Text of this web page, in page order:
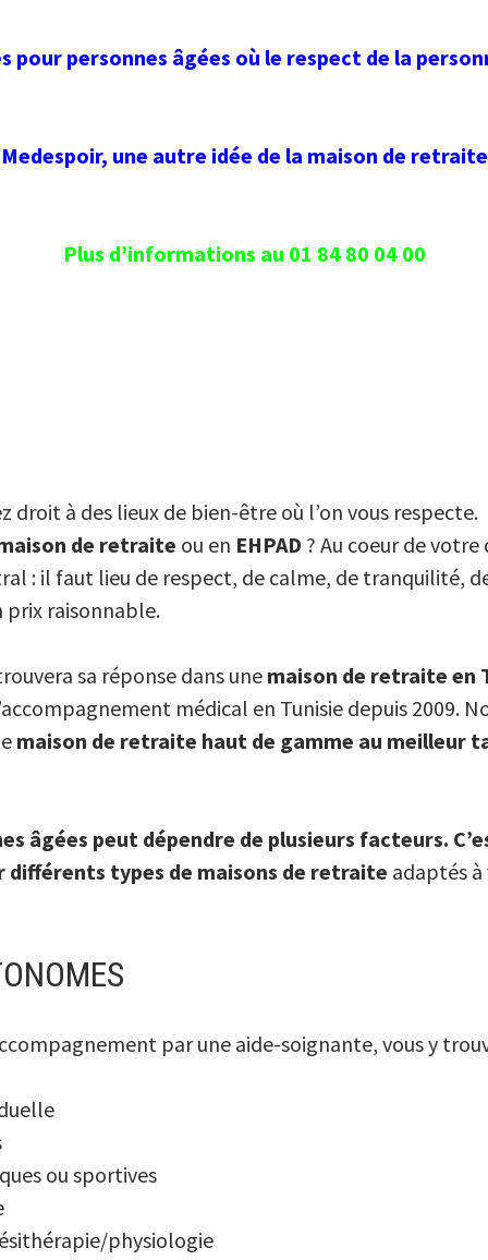
pour personnes âgées où le respect de la
Medespoir, une autre idée de la maison de retraite
Plus d’informations au 01 84 80 04 00
droit à des lieux de bien-être où l’on vous respecte.
de retraite ou en EHPAD ? Au coeur de
: il faut lieu de respect, de calme, de tranquilité,
prix raisonnable.
sa réponse dans une maison de retraite en
médical en Tunisie depuis 2009.
maison de retraite haut de gamme au meilleur
âgées peut dépendre de plusieurs facteurs.
différents types de maisons de retraite adaptés
par une aide-soignante, vous y
ou sportives
physiologie